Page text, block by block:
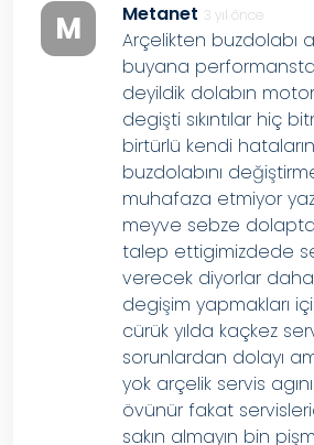
M Metanet 3 yıl önce
Arçelikten buzdolabı
buyana
deyildik dolabın
degişti sıkıntılar hiç
birtürlü kendi
buzdolabını
muhafaza etmiyor
meyve sebze
talep ettigimizdede
verecek diyorlar
degişim yapmakları
cürük yılda kaçkez
sorunlardan dolayı
yok arçelik servis
övünür fakat
sakın almayın bin